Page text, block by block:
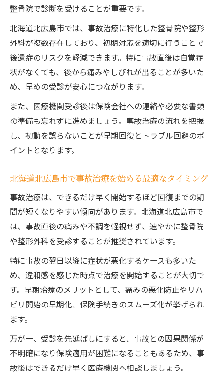
事故治療で信頼できる専門家とその対応力
事故治療経験が豊富な治療院を選ぶポイン
ト
北海道北広島市の事故治療に多い施術内容
とは
むち打ちや痛み解消の事故治療が叶う道
むち打ち症状に対する事故治療の効果的な
進め方
事故治療による痛み改善と後遺症予防のポ
イント
紹介
症状ごとに異なる事故治療アプローチの実
例
事故治療とセルフケアの組み合わせで早期
回復
リアルタイム事故情報収集から治療選択へ
事故治療に役立つリアルタイム情報収集の
コツ
北広島市の事故関連情報で治療院選びが変
事故治療前に知っておきたい現地情報の集
め方
事故治療の選択肢を広げるネット活用術
整骨院で診断を受けることが重要です。
北海道北広島市では、事故治療に特化した整骨院や整形
外科が複数存在しており、初期対応を適切に行うことで
後遺症のリスクを軽減できます。特に事故直後は自覚症
状がなくても、後から痛みやしびれが出ることが多いた
め、早めの受診が安心につながります。
また、医療機関受診後は保険会社への連絡や必要な書類
の準備も忘れずに進めましょう。事故治療の流れを把握
し、初動を誤らないことが早期回復とトラブル回避のポ
イントとなります。
北海道北広島市で事故治療を始める最適なタイミング
事故治療は、できるだけ早く開始するほど回復までの期
間が短くなりやすい傾向があります。北海道北広島市で
は、事故直後の痛みや不調を軽視せず、速やかに整骨院
や整形外科を受診することが推奨されています。
特に事故の翌日以降に症状が悪化するケースも多いた
め、違和感を感じた時点で治療を開始することが大切で
す。早期治療のメリットとして、痛みの悪化防止やリハ
ビリ開始の早期化、保険手続きのスムーズ化が挙げられ
ます。
万が一、受診を先延ばしにすると、事故との因果関係が
不明確になり保険適用が困難になることもあるため、事
故後はできるだけ早く医療機関へ相談しましょう。